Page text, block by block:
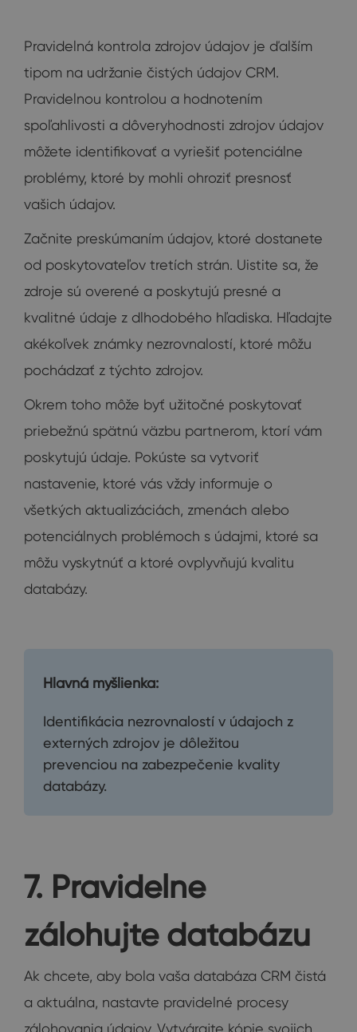
Pravidelná kontrola zdrojov údajov je ďalším
tipom na udržanie čistých údajov CRM.
Pravidelnou kontrolou a hodnotením
spoľahlivosti a dôveryhodnosti zdrojov údajov
môžete identifikovať a vyriešiť potenciálne
problémy, ktoré by mohli ohroziť presnosť
vašich údajov.
Začnite preskúmaním údajov, ktoré dostanete
od poskytovateľov tretích strán. Uistite sa, že
zdroje sú overené a poskytujú presné a
kvalitné údaje z dlhodobého hľadiska. Hľadajte
akékoľvek známky nezrovnalostí, ktoré môžu
pochádzať z týchto zdrojov.
Okrem toho môže byť užitočné poskytovať
priebežnú spätnú väzbu partnerom, ktorí vám
poskytujú údaje. Pokúste sa vytvoriť
nastavenie, ktoré vás vždy informuje o
všetkých aktualizáciách, zmenách alebo
potenciálnych problémoch s údajmi, ktoré sa
môžu vyskytnúť a ktoré ovplyvňujú kvalitu
databázy.
Hlavná myšlienka:
Identifikácia nezrovnalostí v údajoch z
externých zdrojov je dôležitou
prevenciou na zabezpečenie kvality
databázy.
7. Pravidelne
zálohujte databázu
Ak chcete, aby bola vaša databáza CRM čistá
a aktuálna, nastavte pravidelné procesy
zálohovania údajov. Vytvárajte kópie svojich